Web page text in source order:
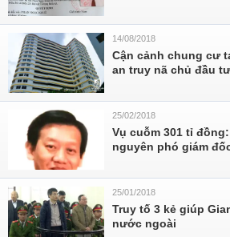
14/08/2018
Cận cảnh chung cư
an truy nã chủ đầu
25/02/2018
Vụ cuỗm 301 tỉ
nguyên phó giám
25/01/2018
Truy tố 3 kẻ giúp
nước ngoài